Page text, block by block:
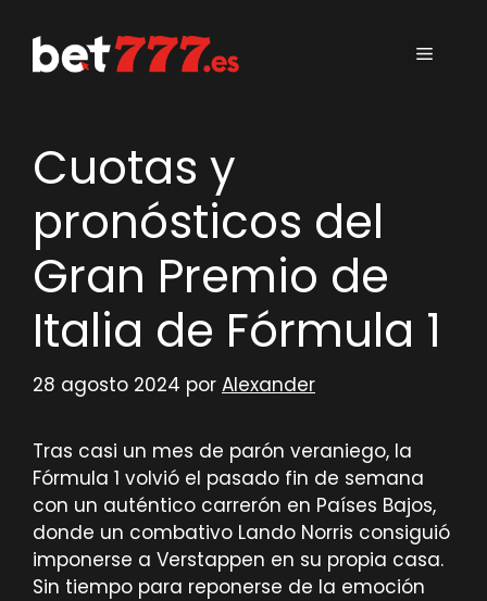
contenido
Menú
Cuotas y
pronósticos del
Gran Premio de
Italia de Fórmula 1
28 agosto 2024 por Alexander
Tras casi un mes de parón veraniego, la
Fórmula 1 volvió el pasado fin de semana
con un auténtico carrerón en Países Bajos,
donde un combativo Lando Norris consiguió
imponerse a Verstappen en su propia casa.
Sin tiempo para reponerse de la emoción